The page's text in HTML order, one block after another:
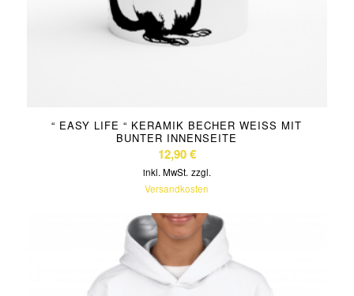
“ EASY LIFE “ KERAMIK BECHER WEISS MIT B
UNTER INNENSEITE
12,90€
inkl. MwSt. zzgl.
Versandkosten